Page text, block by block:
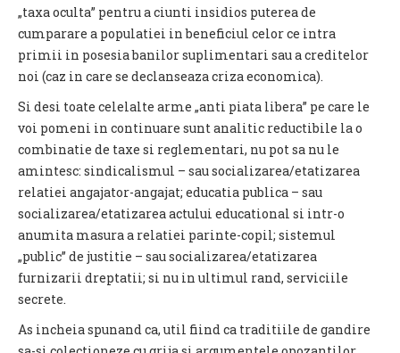
„taxa oculta” pentru a ciunti insidios puterea de
cumparare a populatiei in beneficiul celor ce intra
primii in posesia banilor suplimentari sau a creditelor
noi (caz in care se declanseaza criza economica).
Si desi toate celelalte arme „anti piata libera” pe care le
voi pomeni in continuare sunt analitic reductibile la o
combinatie de taxe si reglementari, nu pot sa nu le
amintesc: sindicalismul – sau socializarea/etatizarea
relatiei angajator-angajat; educatia publica – sau
socializarea/etatizarea actului educational si intr-o
anumita masura a relatiei parinte-copil; sistemul
„public” de justitie – sau socializarea/etatizarea
furnizarii dreptatii; si nu in ultimul rand, serviciile
secrete.
As incheia spunand ca, util fiind ca traditiile de gandire